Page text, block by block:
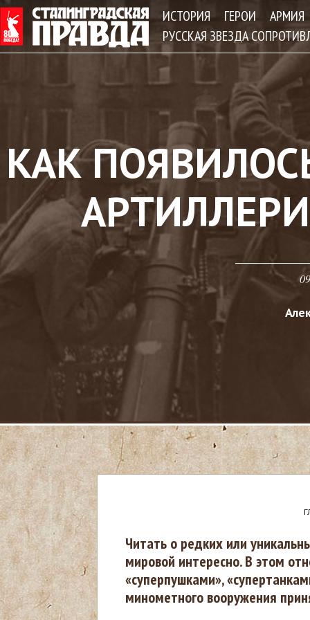
ИСТОРИЯ ГЕРОИ
АРМИЯ
РУССКАЯ ЗВЕЗДА
КАК
В
ы
з
Читать о редких или
мировой интересно. В этом
«суперпушками»,
минометного вооружения